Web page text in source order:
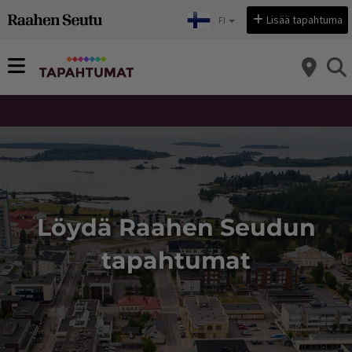
FI Lisää tapahtuma
Löydä Raahen Seudun
tapahtumat